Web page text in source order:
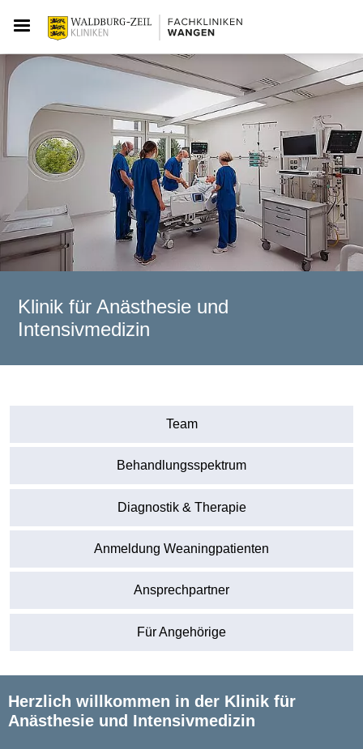
Klinik für Anästhesie und
Intensivmedizin
Team
Behandlungsspektrum
Diagnostik & Therapie
Anmeldung Weaningpatienten
Ansprechpartner
Für Angehörige
Herzlich willkommen in der Klinik für
Anästhesie und Intensivmedizin